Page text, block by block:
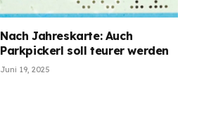
Nach Jahreskarte: Auch
Parkpickerl soll teurer werden
Juni 19, 2025